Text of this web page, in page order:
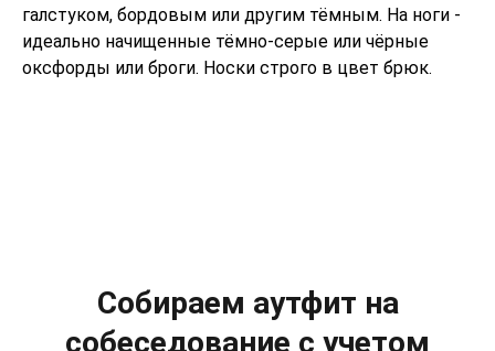
галстуком, бордовым или другим тёмным. На ноги -
идеально начищенные тёмно-серые или чёрные
оксфорды или броги. Носки строго в цвет брюк.
Собираем аутфит на
собеседование с учетом